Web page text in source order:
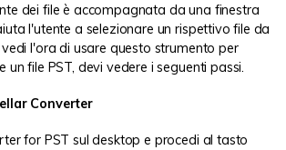
dei file è accompagnata da una finestra
l'utente a selezionare un rispettivo file da
l'ora di usare questo strumento per
un file PST, devi vedere i seguenti passi.
Converter
for PST sul desktop e procedi al tasto